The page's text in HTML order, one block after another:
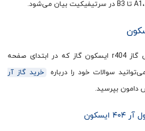
علاوه بر محدوده قیمتی گاز r404 ایسکون گاز که در ابتدای صفحه
سوالات خود را درباره
خرید گاز آر
دامون بپرسید.